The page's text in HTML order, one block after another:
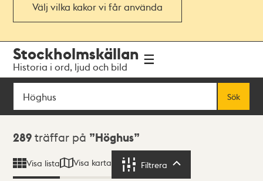
Välj vilka kakor vi får använda
navigationen
huvudinnehållet
Stockholmskällan
Historia i ord, ljud och bild
Sök
Sök
Sökresultat
289 träffar på Höghus
Visa lista Visa karta Filtrera